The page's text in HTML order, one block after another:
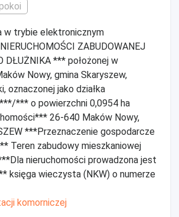
w trybie elektronicznym
ZABUDOWANEJ
DŁUŻNIKA *** położonej w
Nowy, gmina Skaryszew,
oznaczonej jako działka
*** o powierzchni 0,0954 ha
26-640 Maków Nowy,
***Przeznaczenie gospodarcze
Teren zabudowy mieszkaniowej
nieruchomości prowadzona jest
księga wieczysta (NKW) o numerze
komorniczej